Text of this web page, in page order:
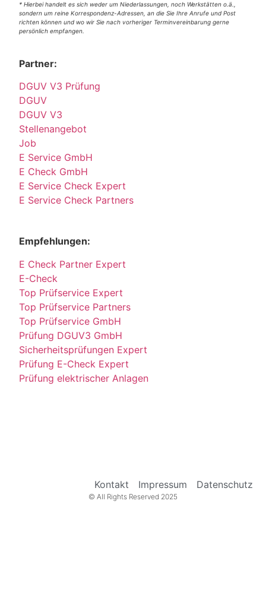
* Hierbei handelt es sich weder um Niederlassungen, noch Werkstätten o.ä.,
sondern um reine Korrespondenz-Adressen, an die Sie Ihre Anrufe und Post
richten können und wo wir Sie nach vorheriger Terminvereinbarung gerne
persönlich empfangen.
Partner:
DGUV V3 Prüfung
DGUV
DGUV V3
Stellenangebot
Job
E Service GmbH
E Check GmbH
E Service Check Expert
E Service Check Partners
Empfehlungen:
E Check Partner Expert
E-Check
Top Prüfservice Expert
Top Prüfservice Partners
Top Prüfservice GmbH
Prüfung DGUV3 GmbH
Sicherheitsprüfungen Expert
Prüfung E-Check Expert
Prüfung elektrischer Anlagen
Kontakt Impressum Datenschutz
© All Rights Reserved 2025